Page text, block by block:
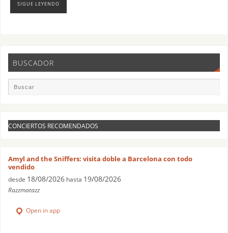
SIGUE LEYENDO
BUSCADOR
CONCIERTOS RECOMENDADOS
Amyl and the Sniffers: visita doble a Barcelona con todo
vendido
desde 18/08/2026 hasta 19/08/2026
Razzmatazz
Open in app